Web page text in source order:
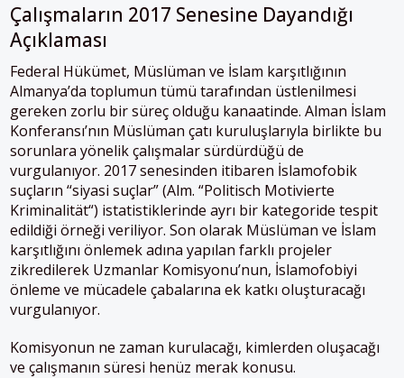
Çalışmaların 2017 Senesine Dayandığı
Açıklaması
Federal Hükümet, Müslüman ve İslam karşıtlığının
Almanya’da toplumun tümü tarafından üstlenilmesi
gereken zorlu bir süreç olduğu kanaatinde. Alman İslam
Konferansı’nın Müslüman çatı kuruluşlarıyla birlikte bu
sorunlara yönelik çalışmalar sürdürdüğü de
vurgulanıyor. 2017 senesinden itibaren İslamofobik
suçların “siyasi suçlar” (Alm. “Politisch Motivierte
Kriminalität“) istatistiklerinde ayrı bir kategoride tespit
edildiği örneği veriliyor. Son olarak Müslüman ve İslam
karşıtlığını önlemek adına yapılan farklı projeler
zikredilerek Uzmanlar Komisyonu’nun, İslamofobiyi
önleme ve mücadele çabalarına ek katkı oluşturacağı
vurgulanıyor.
Komisyonun ne zaman kurulacağı, kimlerden oluşacağı
ve çalışmanın süresi henüz merak konusu.